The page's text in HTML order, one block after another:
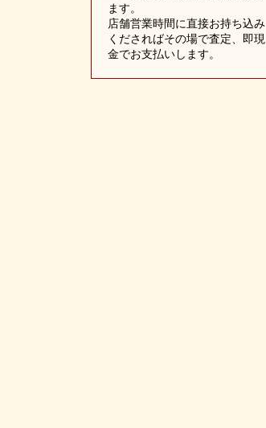
ます。
店舗営業時間に直接お持ち込み
くださればその場で査定、即現
金でお支払いします。